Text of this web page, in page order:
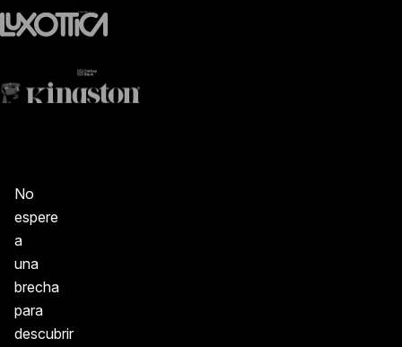
No
espere
a
una
brecha
para
descubrir